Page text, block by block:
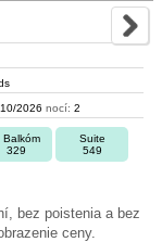
2026 nocí: 2
Balkóm
329
Suite
549
bez poistenia a bez
ceny.